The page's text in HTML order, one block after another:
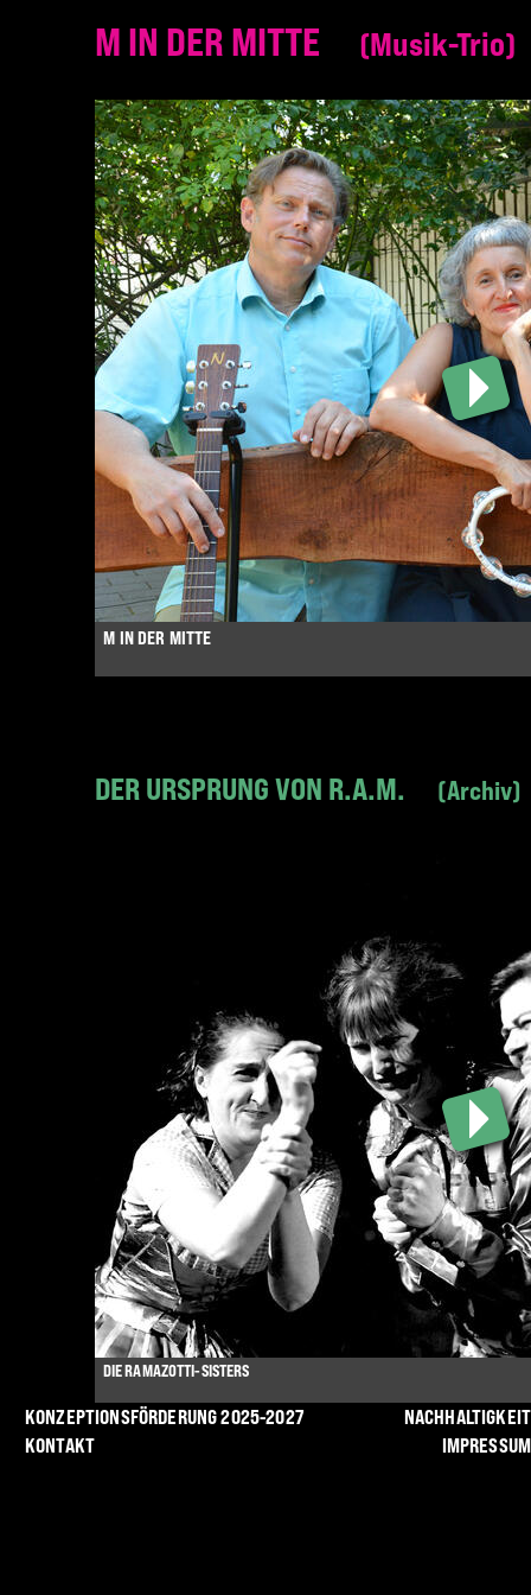
M IN DER MITTE Musik-Trio
M IN DER MITTE
DER URSPRUNG VON R.A.M. Archiv
DIE RAMAZOTTI-SISTERS
KONZEPTIONSFÖRDERUNG 2025-2027
NACHHALTIGKEIT
KONTAKT
IMPRESSUM